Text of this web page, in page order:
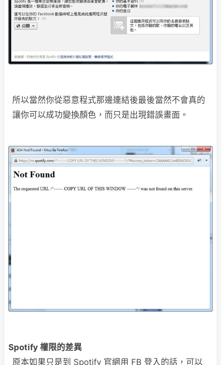
所以當然你從惡意程式那邊連結後最後當然不會真的
讓你可以成功變換顏色，而只是出現錯誤畫面。
Spotify 權限的差異
原本如果只是到 Spotify 官網用 FB 登入的話，可以